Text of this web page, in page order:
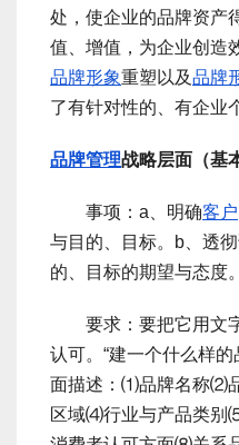
处，使企业的品牌资产
值、增值，为企业创造
品牌形象重塑以及品牌
了有针对性的、有企业
品牌管理战略层面（基
事项：a、明确客户
与目的、目标。b、透
的、目标的期望与态度。
要求：要把它用文字
认可。“建一个什么样
面描述：⑴品牌名称⑵
区域⑷行业与产品类